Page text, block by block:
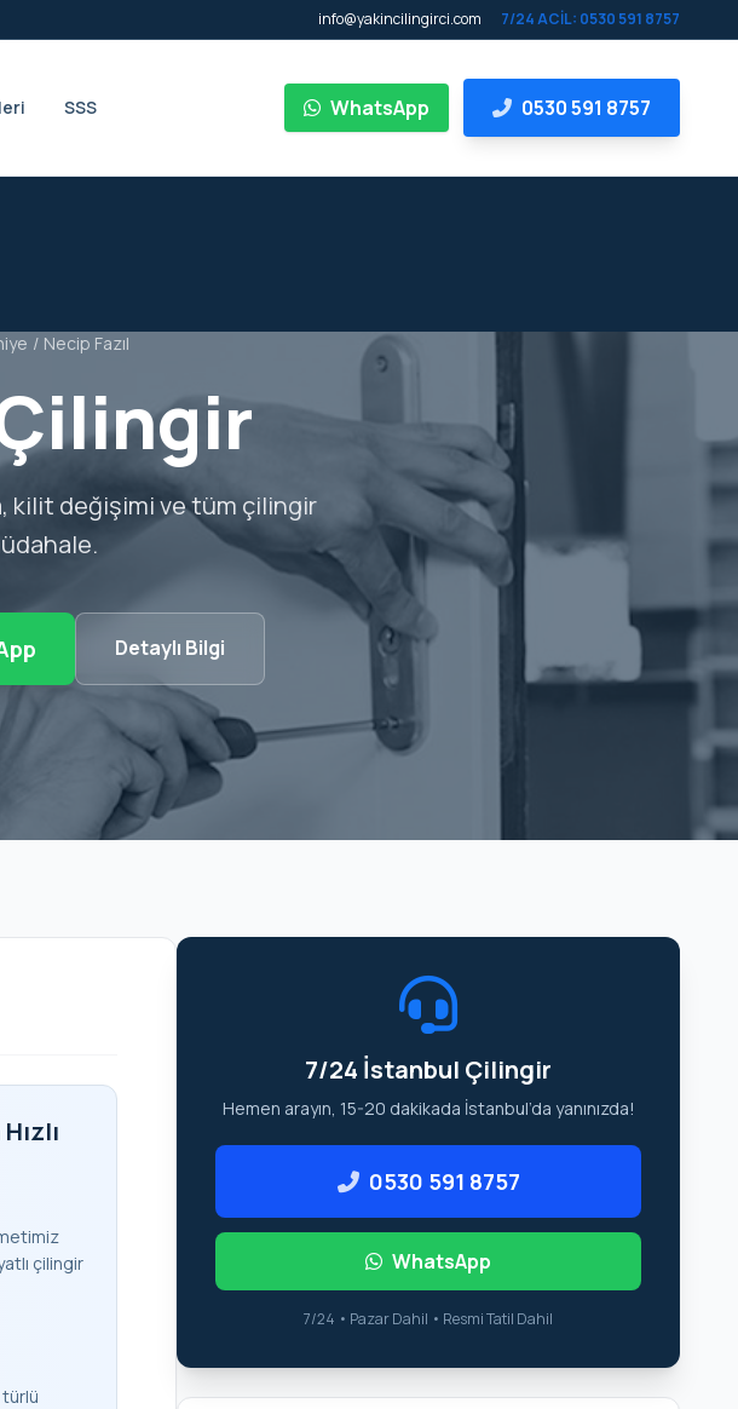
info@yakincilingirci.com 7/24 ACİL: 0530 591 8757
SSS WhatsApp 0530 591 8757
/ Necip Fazıl
kilit değişimi ve tüm çilingir
Detaylı Bilgi
çilingir
türlü
7/24 İstanbul Çilingir
Hemen arayın, 15-20 dakikada İstanbul’da yanınızda!
0530 591 8757
WhatsApp
7/24 • Pazar Dahil • Resmi Tatil Dahil